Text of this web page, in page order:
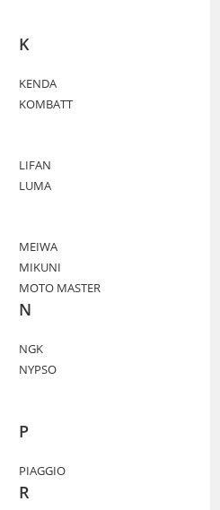
K
KENDA
KOMBATT
LIFAN
LUMA
MEIWA
MIKUNI
MOTO MASTER
N
NGK
NYPSO
P
PIAGGIO
R